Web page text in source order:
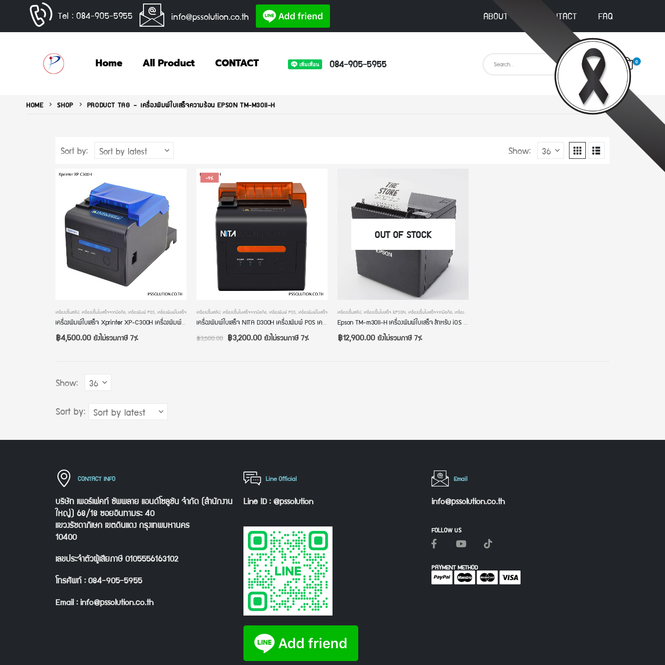
Tel : 084-905-5955 info@pssolution.co.th ABOUT US CONTACT FAQ
Home All Product CONTACT 084-905-5955 0
HOME SHOP PRODUCT TAG -เครื่องพิมพ์ใบเสร็จความร้อน EPSON TM-M30II-H
Sort by: Show:
เครื่องปริ้นสลิป,เครื่องปริ้นใบเสร็จจากมือถือ,เครื่องพิมพ์ POS,เครื่องพิมพ์ใบเสร็จ
เครื่องพิมพ์ใบเสร็จ Xprinter XP-C300H เครื่องพิมพ์ POS เครื่องปริ้นใบเสร็จ ขนาด 80mm/58mm ระบบความร้อน USB+LAN+RS232 มีไฟ มีเสียงแจ้งเตือน
฿4,500.00ยังไม่รวมภาษี 7%
-9%
เครื่องปริ้นสลิป,เครื่องปริ้นใบเสร็จจากมือถือ,เครื่องพิมพ์ POS,เครื่องพิมพ์ใบเสร็จ
เครื่องพิมพ์ใบเสร็จ NITA D300H เครื่องพิมพ์ POS เครื่องปริ้นใบเสร็จ ขนาด 3 นิ้ว 2 นิ้ว 80mm 58mm ระบบความร้อน USB+LAN+RS232 มีไฟ มีเสียง
฿3,500.00 ฿3,200.00ยังไม่รวมภาษี 7%
OUT OF STOCK
เครื่องปริ้นสลิป,เครื่องปริ้นใบเสร็จ EPSON,เครื่องปริ้นใบเสร็จจากมือถือ,เครื่องพิมพ์ POS
Epson TM-m30II-H เครื่องพิมพ์ใบเสร็จ สำหรับ iOS โดยเฉพาะ การเชื่อมต่อไร้สาย Bluetooth+USB+Ethernet LAN+iOS Lightning 2.1A
฿12,900.00ยังไม่รวมภาษี 7%
Show:
Sort by:
CONTACT INFO
บริษัท เพอร์เฟคท์ ซัพพลาย แอนด์โซลูชัน จำกัด (สำนักงาน
ใหญ่) 68/18 ซอยอินทามระ 40
แขวงรัชดาภิเษก เขตดินแดง กรุงเทพมหานคร
10400
เลขประจำตัวผู้เสียภาษี 0105556163102
โทรศัพท์ : 084-905-5955
Email : info@pssolution.co.th
Line Official
Line ID : @pssolution
Email
info@pssolution.co.th
FOLLOW US
PAYMENT METHOD